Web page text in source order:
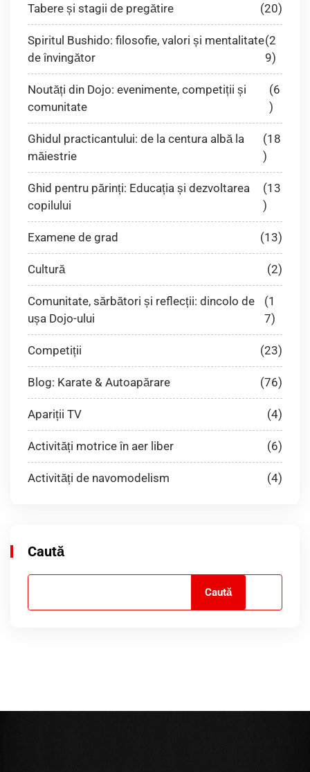
Tabere și stagii de pregătire (20)
Spiritul Bushido: filosofie, valori și mentalitate
de învingător
(2
9)
Noutăți din Dojo: evenimente, competiții și
comunitate
(6
)
Ghidul practicantului: de la centura albă la
măiestrie
(18
)
Ghid pentru părinți: Educația și dezvoltarea
copilului
(13
)
Examene de grad (13)
Cultură (2)
Comunitate, sărbători și reflecții: dincolo de
ușa Dojo-ului
(1
7)
Competiții (23)
Blog: Karate & Autoapărare (76)
Apariții TV (4)
Activități motrice în aer liber (6)
Activități de navomodelism (4)
Caută
Caută